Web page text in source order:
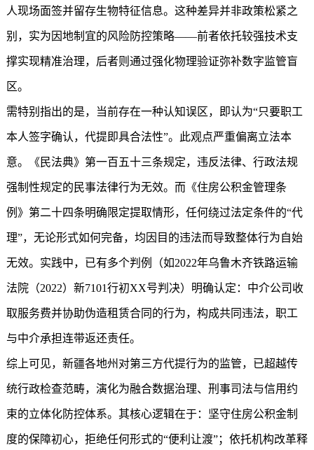
人现场面签并留存生物特征信息。这种差异并非政策松紧之
别，实为因地制宜的风险防控策略——前者依托较强技术支
撑实现精准治理，后者则通过强化物理验证弥补数字监管盲
区。
需特别指出的是，当前存在一种认知误区，即认为“只要职工
本人签字确认，代提即具合法性”。此观点严重偏离立法本
意。《民法典》第一百五十三条规定，违反法律、行政法规
强制性规定的民事法律行为无效。而《住房公积金管理条
例》第二十四条明确限定提取情形，任何绕过法定条件的“代
理”，无论形式如何完备，均因目的违法而导致整体行为自始
无效。实践中，已有多个判例（如2022年乌鲁木齐铁路运输
法院（2022）新7101行初XX号判决）明确认定：中介公司收
取服务费并协助伪造租赁合同的行为，构成共同违法，职工
与中介承担连带返还责任。
综上可见，新疆各地州对第三方代提行为的监管，已超越传
统行政检查范畴，演化为融合数据治理、刑事司法与信用约
束的立体化防控体系。其核心逻辑在于：坚守住房公积金制
度的保障初心，拒绝任何形式的“便利让渡”；依托机构改革释